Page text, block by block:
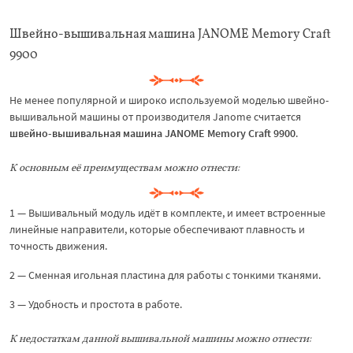
Швейно-вышивальная машина JANOME Memory Craft
9900
Не менее популярной и широко используемой моделью швейно-
вышивальной машины от производителя Janome считается
швейно-вышивальная машина JANOME Memory Craft 9900.
К основным её преимуществам можно отнести:
1 — Вышивальный модуль идёт в комплекте, и имеет встроенные
линейные направители, которые обеспечивают плавность и
точность движения.
2 — Сменная игольная пластина для работы с тонкими тканями.
3 — Удобность и простота в работе.
К недостаткам данной вышивальной машины можно отнести: